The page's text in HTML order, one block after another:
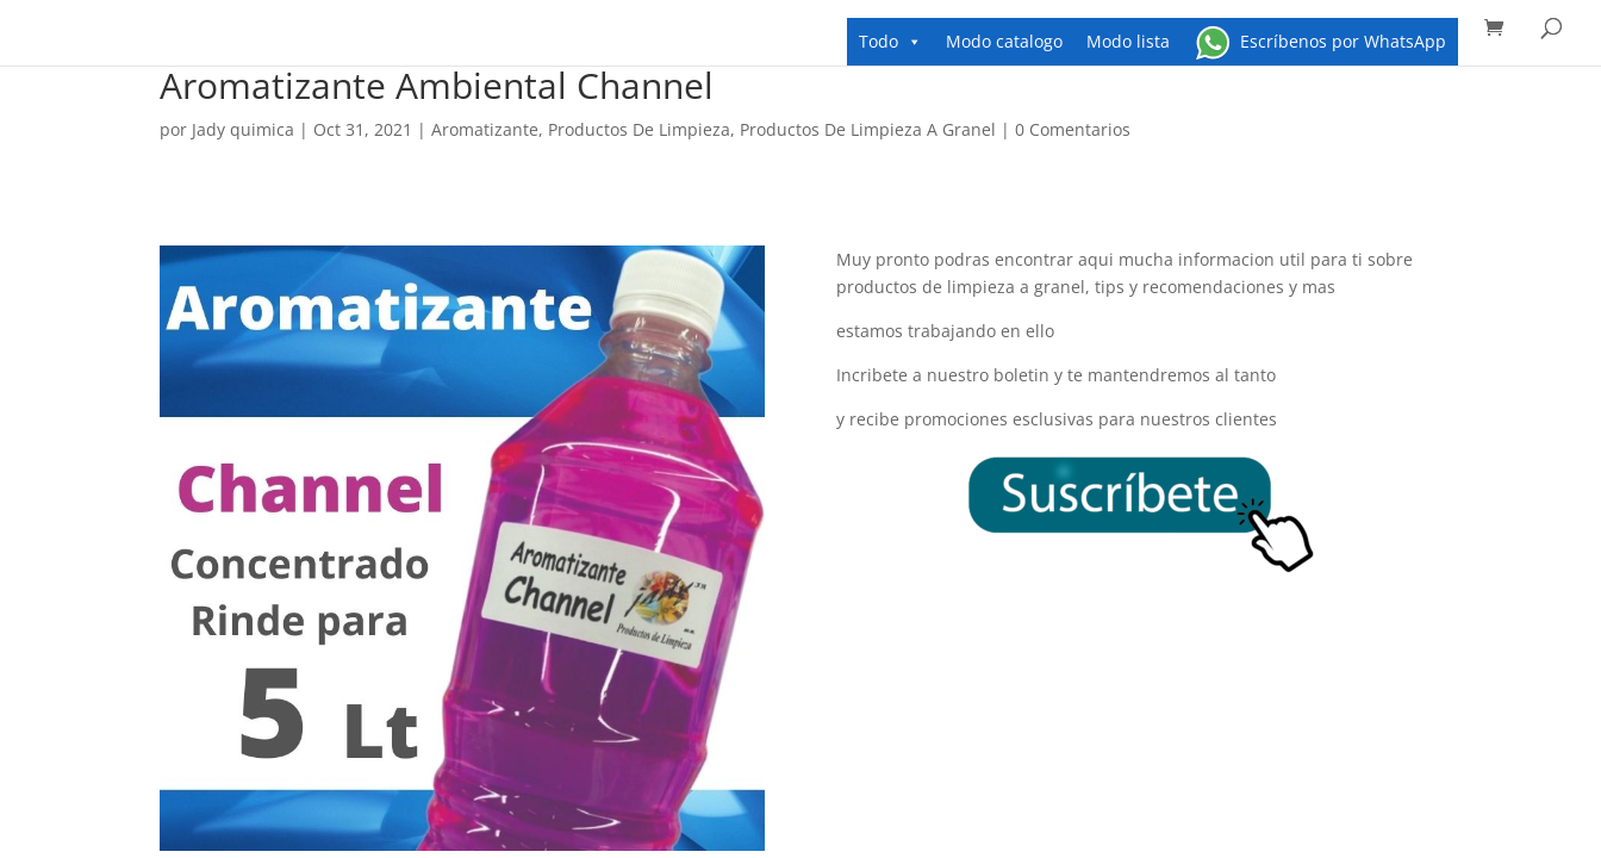
Todo Modo catalogo Modo lista Escríbenos por WhatsApp
de
productos
Aromatizante Ambiental Channel
por Jady quimica | Oct 31, 2021 |Aromatizante, Productos De Limpieza, Productos De Limpieza A Granel |0 Comentarios
Muy pronto podras encontrar aqui mucha informacion util para ti sobre
productos de limpieza a granel, tips y recomendaciones y mas
estamos trabajando en ello
Incribete a nuestro boletin y te mantendremos al tanto
y recibe promociones esclusivas para nuestros clientes